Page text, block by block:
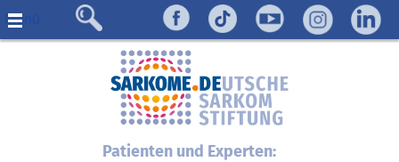
Menü
Patienten und Experten: